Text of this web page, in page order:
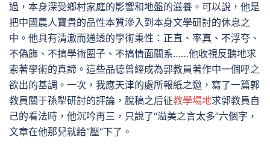
過，本身深受鄉村家庭的影響和地盤的滋養。可以說，他是
把中國農人寶貴的品性本質滲入到本身文學研討的休息之
中。他具有清澈而通透的學術秉性：正直、率真、不浮夸、
不偽飾、不搞學術圈子、不搞情面關系……他收視反聽地求
索著學術的真諦。這些品德曾經成為郭教員著作中一個呼之
欲出的基調。一次，我應天津的處所報紙之邀，寫了一篇郭
教員關于孫犁研討的評論，脫稿之后征教學場地求郭教員自
己的看法時，他沉吟再三，只說了“溢美之言太多”六個字，
文章在他那兒就給“壓”下了。